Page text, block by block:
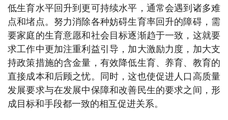
低生育水平回升到更可持续水平，通常会遇到诸多难
点和堵点。努力消除各种妨碍生育率回升的障碍，需
要家庭的生育意愿和社会目标逐渐趋于一致，这就要
求工作中更加注重利益引导，加大激励力度，加大支
持政策措施的含金量，有效降低生育、养育、教育的
直接成本和后顾之忧。同时，这也使促进人口高质量
发展要求与在发展中保障和改善民生的要求之间，形
成目标和手段都一致的相互促进关系。